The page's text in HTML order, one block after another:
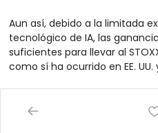
Aun así, debido a la limitada
tecnológico de IA, las
suficientes para llevar al
como sí ha ocurrido en EE. UU.
cualquier avance en las